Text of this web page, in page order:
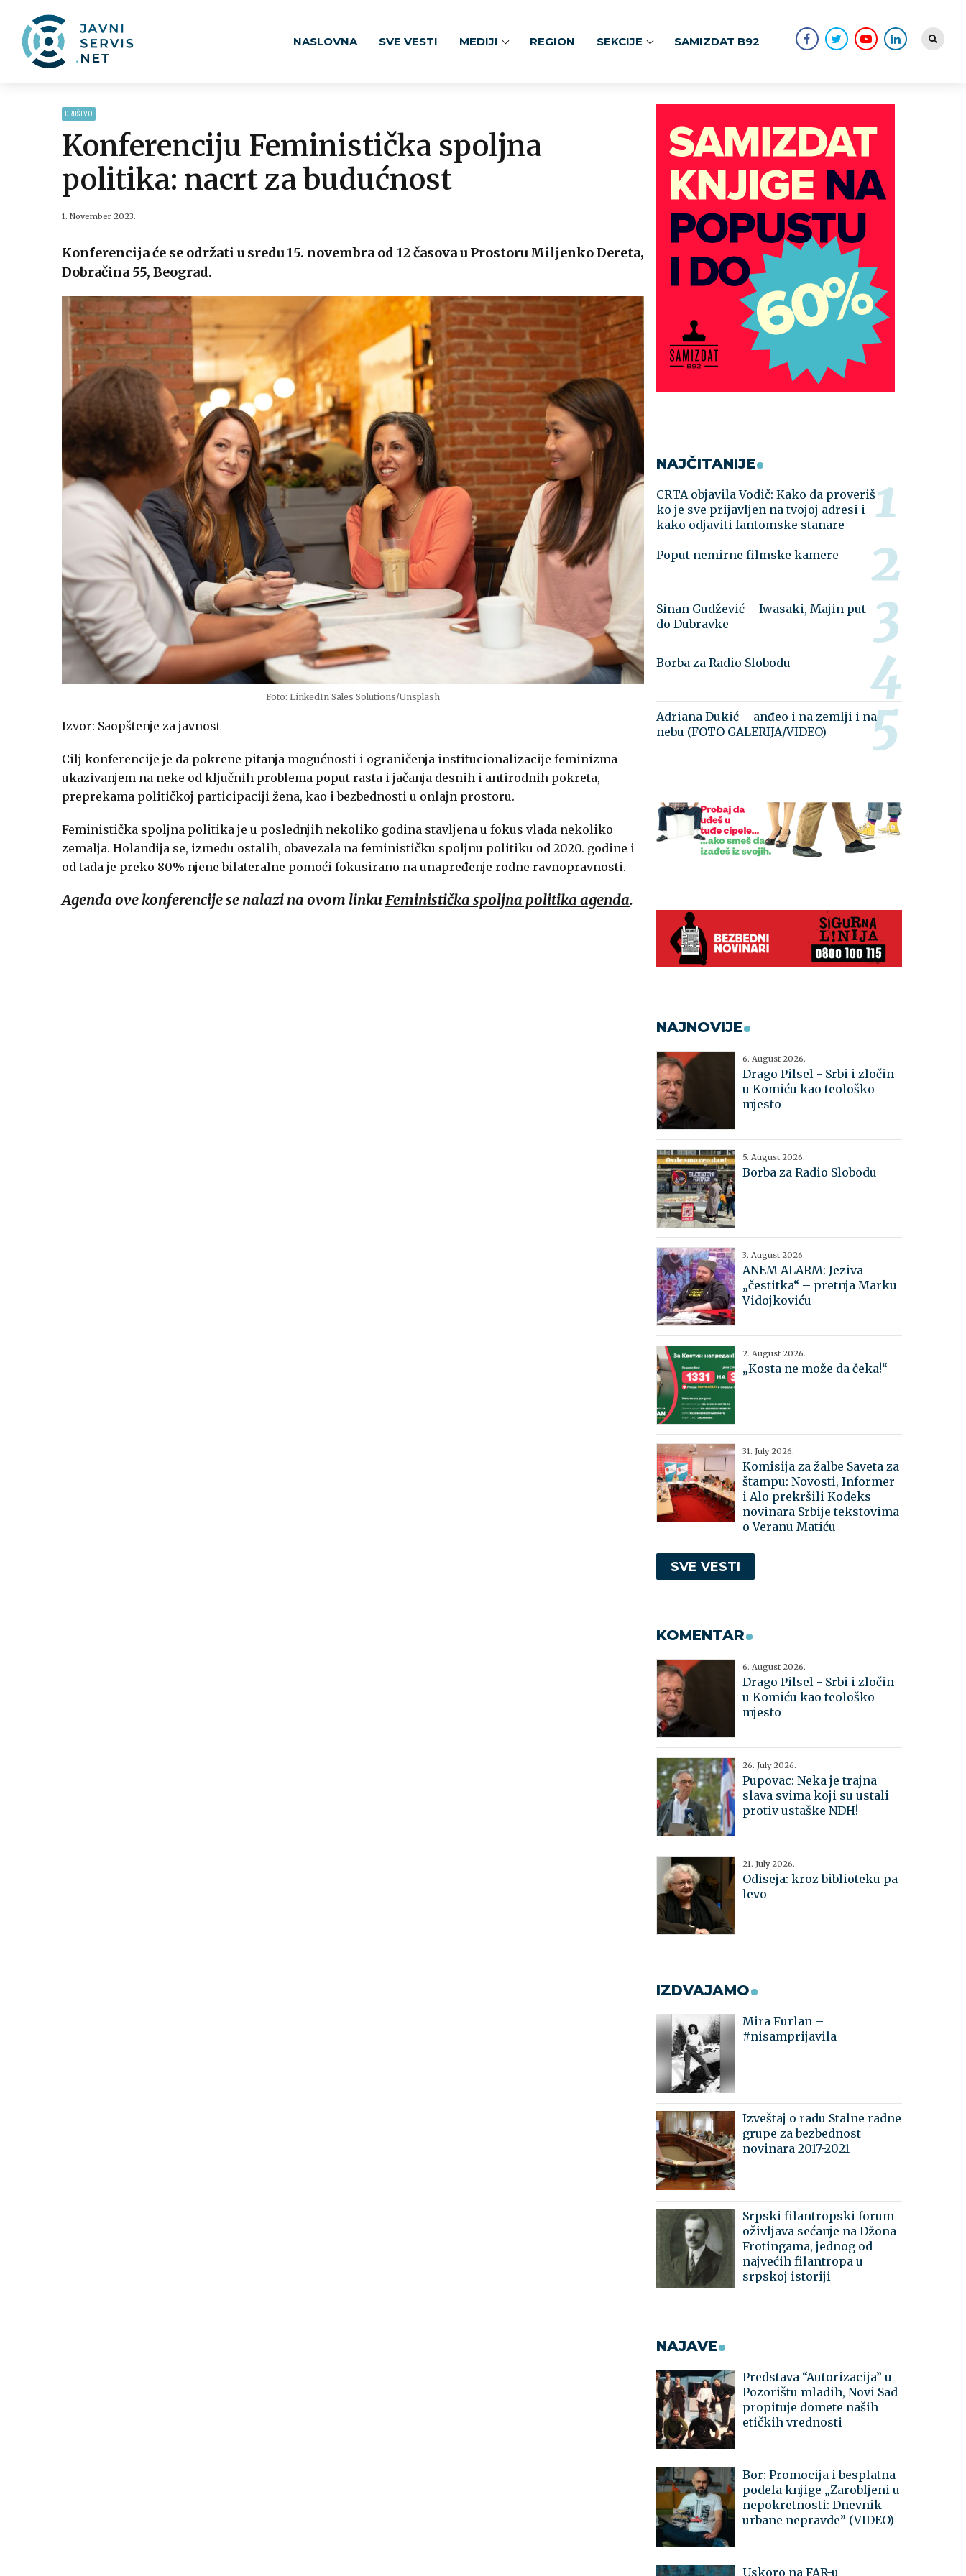
NASLOVNA SVE VESTI MEDIJI REGION SEKCIJE SAMIZDAT B92
DRUŠTVO
Konferenciju Feministička spoljna
politika: nacrt za budućnost
1. November 2023.
Konferencija će se održati u sredu 15. novembra od 12 časova u Prostoru Miljenko Dereta,
Dobračina 55, Beograd.
Foto: LinkedIn Sales Solutions/Unsplash
Izvor: Saopštenje za javnost
Cilj konferencije je da pokrene pitanja mogućnosti i ograničenja institucionalizacije feminizma
ukazivanjem na neke od ključnih problema poput rasta i jačanja desnih i antirodnih pokreta,
preprekama političkoj participaciji žena, kao i bezbednosti u onlajn prostoru.
Feministička spoljna politika je u poslednjih nekoliko godina stavljena u fokus vlada nekoliko
zemalja. Holandija se, između ostalih, obavezala na feminističku spoljnu politiku od 2020. godine i
od tada je preko 80% njene bilateralne pomoći fokusirano na unapređenje rodne ravnopravnosti.
Agenda ove konferencije se nalazi na ovom linkuFeministička spoljna politika agenda.
NAJČITANIJE
CRTA objavila Vodič: Kako da proveriš
ko je sve prijavljen na tvojoj adresi i
kako odjaviti fantomske stanare
Poput nemirne filmske kamere
Sinan Gudžević – Iwasaki, Majin put
do Dubravke
Borba za Radio Slobodu
Adriana Dukić – anđeo i na zemlji i na
nebu (FOTO GALERIJA/VIDEO)
NAJNOVIJE
6. August 2026.
Drago Pilsel - Srbi i zločin
u Komiću kao teološko
mjesto
5. August 2026.
Borba za Radio Slobodu
3. August 2026.
ANEM ALARM: Jeziva
„čestitka“ – pretnja Marku
Vidojkoviću
2. August 2026.
„Kosta ne može da čeka!“
31. July 2026.
Komisija za žalbe Saveta za
štampu: Novosti, Informer
i Alo prekršili Kodeks
novinara Srbije tekstovima
o Veranu Matiću
SVE VESTI
KOMENTAR
6. August 2026.
Drago Pilsel - Srbi i zločin
u Komiću kao teološko
mjesto
26. July 2026.
Pupovac: Neka je trajna
slava svima koji su ustali
protiv ustaške NDH!
21. July 2026.
Odiseja: kroz biblioteku pa
levo
IZDVAJAMO
Mira Furlan –
#nisamprijavila
Izveštaj o radu Stalne radne
grupe za bezbednost
novinara 2017-2021
Srpski filantropski forum
oživljava sećanje na Džona
Frotingama, jednog od
najvećih filantropa u
srpskoj istoriji
NAJAVE
Predstava “Autorizacija” u
Pozorištu mladih, Novi Sad
propituje domete naših
etičkih vrednosti
Bor: Promocija i besplatna
podela knjige „Zarobljeni u
nepokretnosti: Dnevnik
urbane nepravde” (VIDEO)
Uskoro na FAR-u